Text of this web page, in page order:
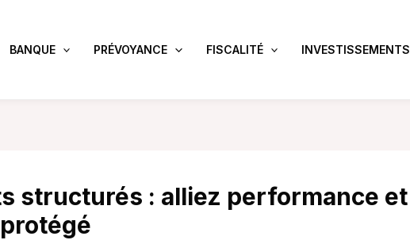
BANQUE PRÉVOYANCE FISCALITÉ INVESTISSEMENTS
structurés : alliez performance et